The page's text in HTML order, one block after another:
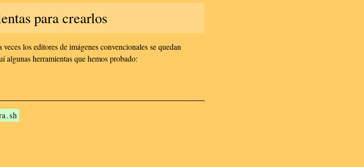
para crearlos
los editores de imágenes convencionales se quedan
algunas herramientas que hemos probado: